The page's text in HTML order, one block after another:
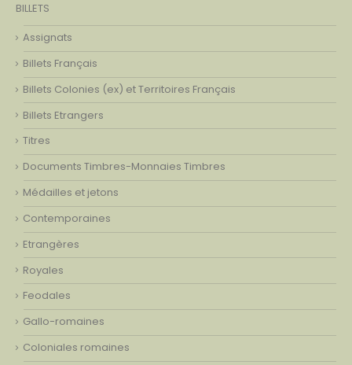
BILLETS
Assignats
Billets Français
Billets Colonies (ex) et Territoires Français
Billets Etrangers
Titres
Documents Timbres-Monnaies Timbres
Médailles et jetons
Contemporaines
Etrangères
Royales
Feodales
Gallo-romaines
Coloniales romaines